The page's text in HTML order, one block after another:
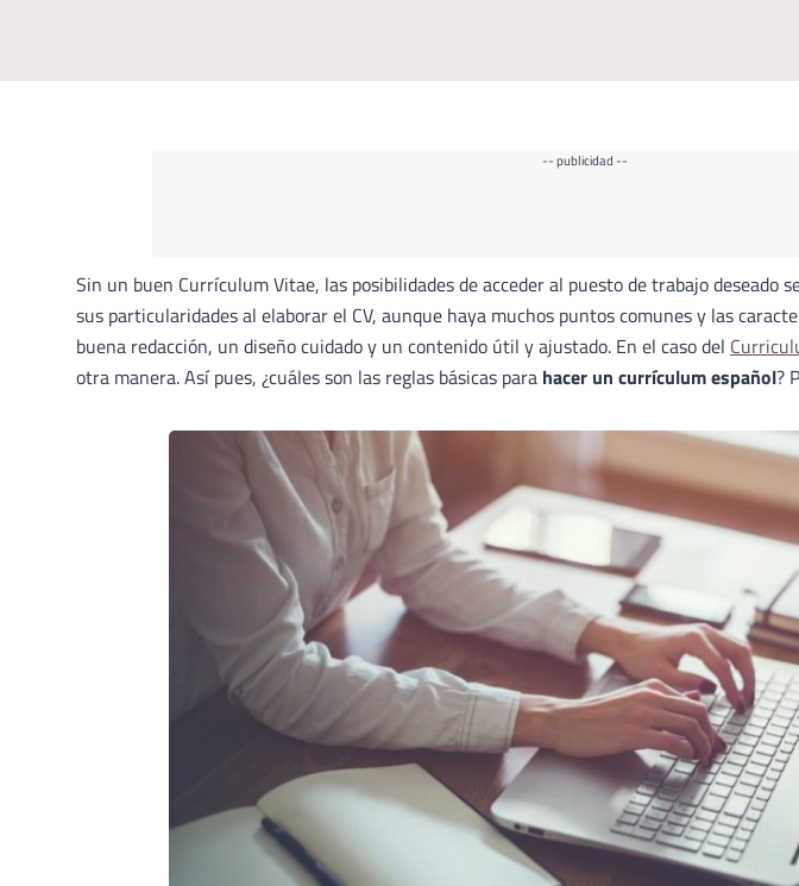
-- publicidad --
Sin un buen Currículum Vitae, las posibilidades de acceder al puesto de trabajo deseado
sus particularidades al elaborar el CV, aunque haya muchos puntos comunes y las
buena redacción, un diseño cuidado y un contenido útil y ajustado. En el caso del
otra manera. Así pues, ¿cuáles son las reglas básicas para hacer un currículum español?